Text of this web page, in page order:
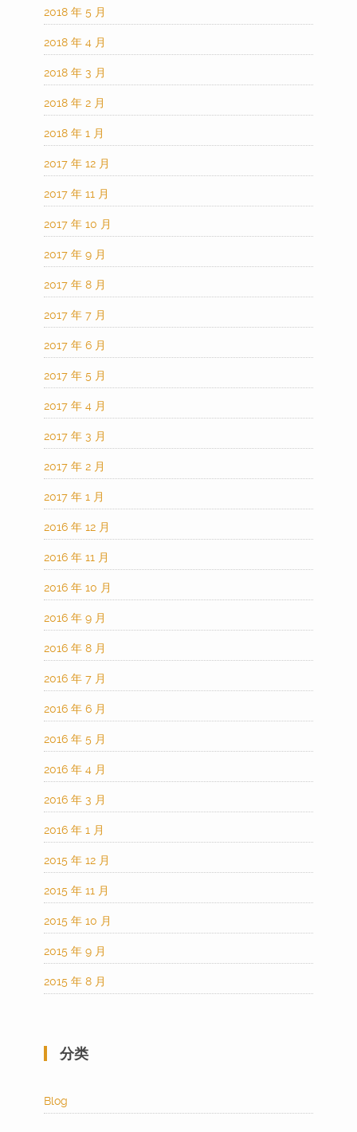
2018 年 5 月
2018 年 4 月
2018 年 3 月
2018 年 2 月
2018 年 1 月
2017 年 12 月
2017 年 11 月
2017 年 10 月
2017 年 9 月
2017 年 8 月
2017 年 7 月
2017 年 6 月
2017 年 5 月
2017 年 4 月
2017 年 3 月
2017 年 2 月
2017 年 1 月
2016 年 12 月
2016 年 11 月
2016 年 10 月
2016 年 9 月
2016 年 8 月
2016 年 7 月
2016 年 6 月
2016 年 5 月
2016 年 4 月
2016 年 3 月
2016 年 1 月
2015 年 12 月
2015 年 11 月
2015 年 10 月
2015 年 9 月
2015 年 8 月
分类
Blog